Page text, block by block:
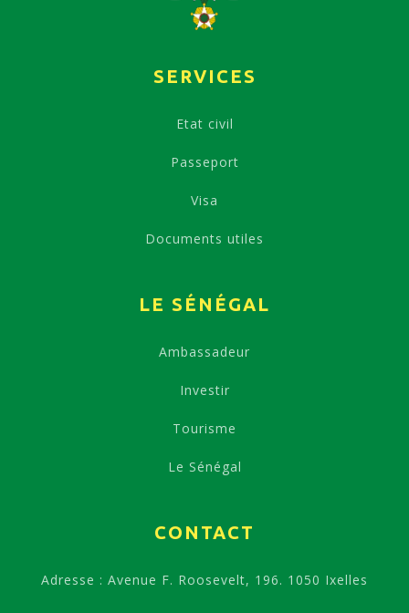
SERVICES
Etat civil
Passeport
Visa
Documents utiles
LE SÉNÉGAL
Ambassadeur
Investir
Tourisme
Le Sénégal
CONTACT
Adresse : Avenue F. Roosevelt, 196. 1050 Ixelles